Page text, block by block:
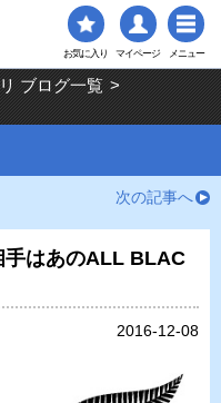
お気に入り マイページ メニュー
ブログ一覧 >
次の記事へ
手はあのALL BLAC
2016-12-08